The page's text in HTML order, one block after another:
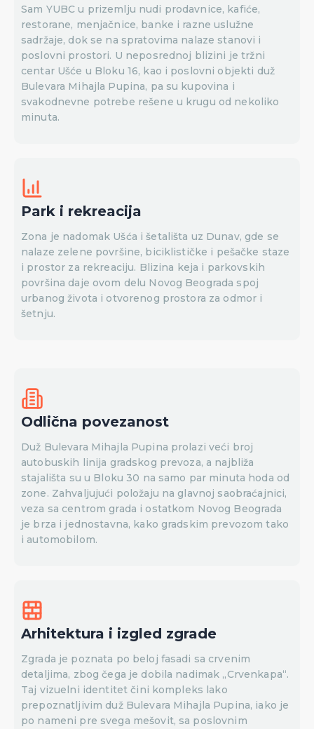
Sam YUBC u prizemlju nudi prodavnice, kafiće,
restorane, menjačnice, banke i razne uslužne
sadržaje, dok se na spratovima nalaze stanovi i
poslovni prostori. U neposrednoj blizini je tržni
centar Ušće u Bloku 16, kao i poslovni objekti duž
Bulevara Mihajla Pupina, pa su kupovina i
svakodnevne potrebe rešene u krugu od nekoliko
minuta.
Park i rekreacija
Zona je nadomak Ušća i šetališta uz Dunav, gde se
nalaze zelene površine, biciklističke i pešačke staze
i prostor za rekreaciju. Blizina keja i parkovskih
površina daje ovom delu Novog Beograda spoj
urbanog života i otvorenog prostora za odmor i
šetnju.
Odlična povezanost
Duž Bulevara Mihajla Pupina prolazi veći broj
autobuskih linija gradskog prevoza, a najbliža
stajališta su u Bloku 30 na samo par minuta hoda od
zone. Zahvaljujući položaju na glavnoj saobraćajnici,
veza sa centrom grada i ostatkom Novog Beograda
je brza i jednostavna, kako gradskim prevozom tako
i automobilom.
Arhitektura i izgled zgrade
Zgrada je poznata po beloj fasadi sa crvenim
detaljima, zbog čega je dobila nadimak „Crvenkapa“.
Taj vizuelni identitet čini kompleks lako
prepoznatljivim duž Bulevara Mihajla Pupina, iako je
po nameni pre svega mešovit, sa poslovnim